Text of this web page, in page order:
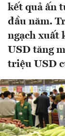
kết quả ấn
đầu năm.
ngạch xuất
USD tăng
triệu USD